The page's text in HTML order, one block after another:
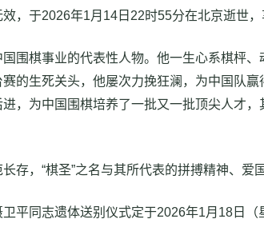
，于2026年1月14日22时55分在北京逝世，
围棋事业的代表性人物。他一生心系棋枰
的生死关头，他屡次力挽狂澜，为中国队
，为中国围棋培养了一批又一批顶尖人才
存，“棋圣”之名与其所代表的拼搏精神、
平同志遗体送别仪式定于2026年1月18日（